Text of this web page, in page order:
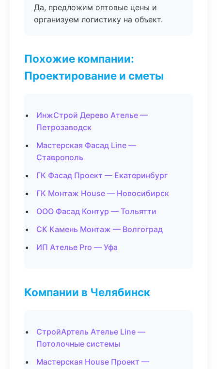
Да, предложим оптовые цены и
организуем логистику на объект.
Похожие компании:
Проектирование и сметы
ИнжСтрой Дерево Ателье —
Петрозаводск
Мастерская Фасад Line —
Ставрополь
ГК Фасад Проект — Екатеринбург
ГК Монтаж House — Новосибирск
ООО Фасад Контур — Тольятти
СК Камень Монтаж — Волгоград
ИП Ателье Pro — Уфа
Компании в Челябинск
СтройАртель Ателье Line —
Потолочные системы
Мастерская House Проект —